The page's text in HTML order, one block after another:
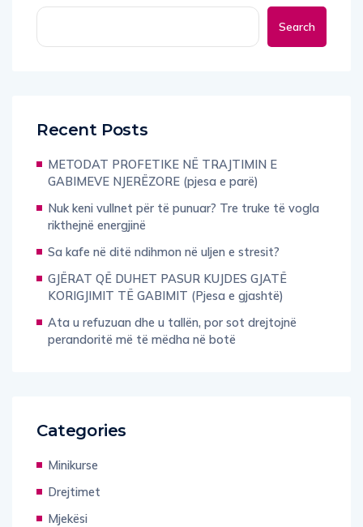
Search
Recent Posts
METODAT PROFETIKE NË TRAJTIMIN E
GABIMEVE NJERËZORE (pjesa e parë)
Nuk keni vullnet për të punuar? Tre truke të vogla
rikthejnë energjinë
Sa kafe në ditë ndihmon në uljen e stresit?
GJËRAT QË DUHET PASUR KUJDES GJATË
KORIGJIMIT TË GABIMIT (Pjesa e gjashtë)
Ata u refuzuan dhe u tallën, por sot drejtojnë
perandoritë më të mëdha në botë
Categories
Minikurse
Drejtimet
Mjekësi